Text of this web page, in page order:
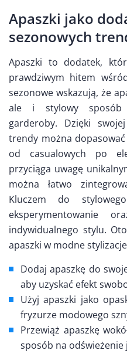
Apaszki jako
sezonowych
Apaszki to dodatek,
prawdziwym hitem
sezonowe wskazują, że
ale i stylowy sposób
garderoby. Dzięki
trendy można
od casualowych po
przyciąga uwagę
można łatwo
Kluczem do
eksperymentowanie
indywidualnego stylu.
apaszki w modne
Dodaj apaszkę do
aby uzyskać efekt
Użyj apaszki jako
fryzurze modowego
Przewiąż apaszkę
sposób na odświeżenie